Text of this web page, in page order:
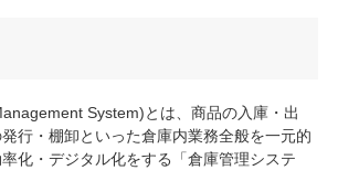
System)とは、商品の入庫・出
行・棚卸といった倉庫内業務全般を一元的
化・デジタル化をする「倉庫管理システ